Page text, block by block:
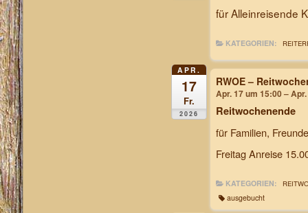
für Alleinreisende
KATEGORIEN:
APR.
17
Fr.
2026
RWOE –
Apr. 17 um 15:00 –
Reitwochenende
für Familien,
Freitag Anreise
KATEGORIEN:
ausgebucht